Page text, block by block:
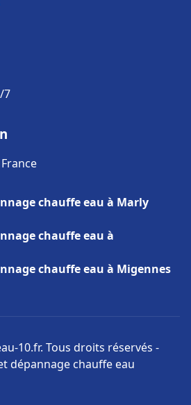
7
chauffe eau à Marly
chauffe eau à
chauffe eau à Migennes
10.fr. Tous droits réservés -
dépannage chauffe eau